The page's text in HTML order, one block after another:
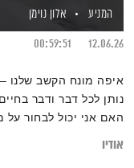
המניע
אלון נוימן
12.06.26
00:59:51
איפה מונח הקשב שלנו
נותן לכל דבר ודבר
האם אני יכול לבחור
אודיו